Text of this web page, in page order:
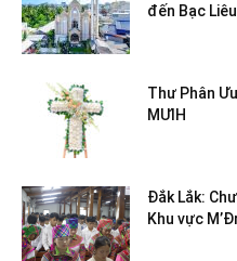
đến Bạc Liêu
Thư Phân
MƯIH
Đắk Lắk:
Khu vực